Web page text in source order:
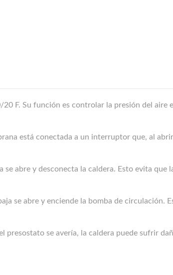
F. Su función es controlar la presión del aire
está conectada a un interruptor que, al
abre y desconecta la caldera. Esto evita que
se abre y enciende la bomba de circulación.
se avería, la caldera puede sufrir